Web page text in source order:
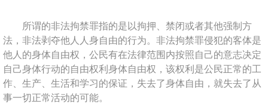
所谓的非法拘禁罪指的是以拘押、禁闭或者其他强制方
法，非法剥夺他人人身自由的行为。非法拘禁罪侵犯的客体是
他人的身体自由权，公民有在法律范围内按照自己的意志决定
自己身体行动的自由权利身体自由权，该权利是公民正常的工
作、生产、生活和学习的保证，失去了身体自由，就失去了从
事一切正常活动的可能。